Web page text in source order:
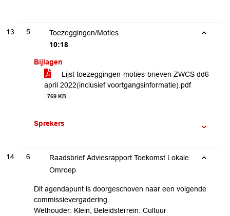
5
Toezeggingen/Moties
10:18
Bijlagen
Lijst toezeggingen-moties-brieven ZWCS dd6
april 2022(inclusief voortgangsinformatie).pdf
769 KB
Sprekers
6
Raadsbrief Adviesrapport Toekomst Lokale
Omroep
Dit agendapunt is doorgeschoven naar een volgende
commissievergadering.
Wethouder: Klein, Beleidsterrein: Cultuur